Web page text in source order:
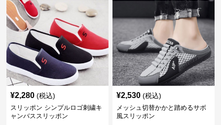
¥2,280 (税込)
スリッポン シンプルロゴ刺繍キ
ャンバススリッポン
¥2,530 (税込)
メッシュ切替かかと踏めるサボ
風スリッポン